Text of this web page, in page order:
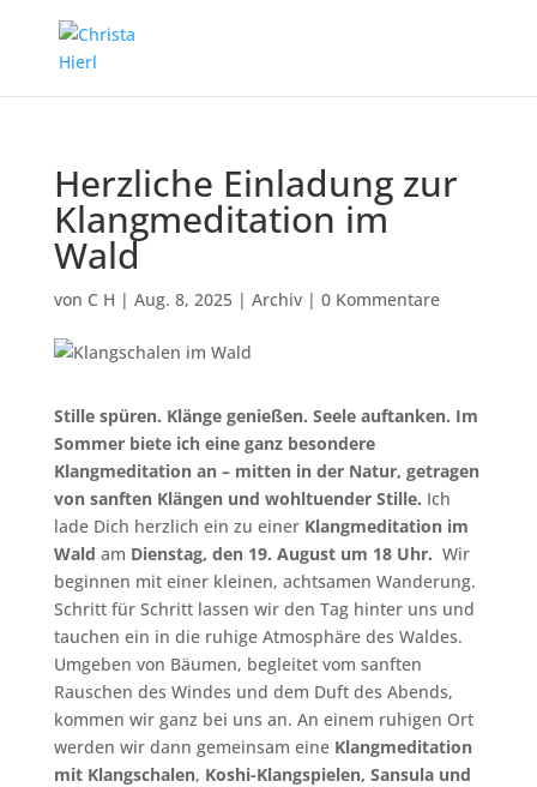
Herzliche Einladung zur
Klangmeditation im
Wald
von C H | Aug. 8, 2025| Archiv| 0 Kommentare
Stille spüren. Klänge genießen. Seele auftanken. Im
Sommer biete ich eine ganz besondere
Klangmeditation an – mitten in der Natur, getragen
von sanften Klängen und wohltuender Stille. Ich
lade Dich herzlich ein zu einer Klangmeditation im
Wald am Dienstag, den 19. August um 18 Uhr. Wir
beginnen mit einer kleinen, achtsamen Wanderung.
Schritt für Schritt lassen wir den Tag hinter uns und
tauchen ein in die ruhige Atmosphäre des Waldes.
Umgeben von Bäumen, begleitet vom sanften
Rauschen des Windes und dem Duft des Abends,
kommen wir ganz bei uns an. An einem ruhigen Ort
werden wir dann gemeinsam eine Klangmeditation
mit Klangschalen, Koshi-Klangspielen, Sansula und